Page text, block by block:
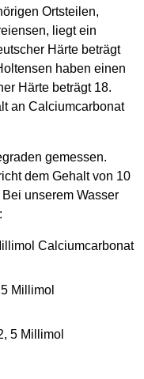
Ortsteilen,
liegt ein
Härte beträgt
haben einen
Härte beträgt 18.
an Calciumcarbonat
gemessen.
dem Gehalt von 10
unserem Wasser
Calciumcarbonat
Millimol
5 Millimol